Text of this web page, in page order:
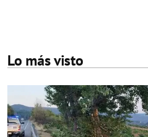
Lo más visto